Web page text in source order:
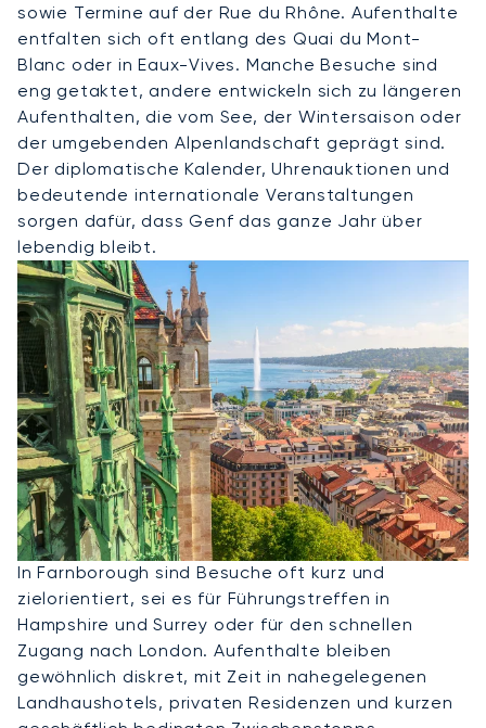
sowie Termine auf der Rue du Rhône. Aufenthalte
entfalten sich oft entlang des Quai du Mont-
Blanc oder in Eaux-Vives. Manche Besuche sind
eng getaktet, andere entwickeln sich zu längeren
Aufenthalten, die vom See, der Wintersaison oder
der umgebenden Alpenlandschaft geprägt sind.
Der diplomatische Kalender, Uhrenauktionen und
bedeutende internationale Veranstaltungen
sorgen dafür, dass Genf das ganze Jahr über
lebendig bleibt.
Privatjet Nach Farnborough
In Farnborough sind Besuche oft kurz und
zielorientiert, sei es für Führungstreffen in
Hampshire und Surrey oder für den schnellen
Zugang nach London. Aufenthalte bleiben
gewöhnlich diskret, mit Zeit in nahegelegenen
Landhaushotels, privaten Residenzen und kurzen